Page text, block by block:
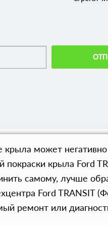
может негативно
крыла Ford
самому, лучше
Ford TRANSIT
ремонт или